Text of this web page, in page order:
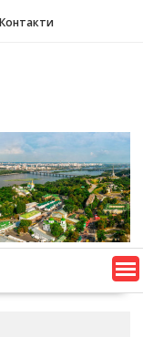
Контакти